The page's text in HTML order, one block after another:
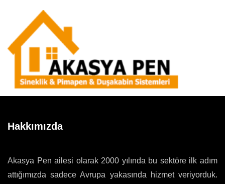
Hakkımızda
Akasya Pen ailesi olarak 2000 yılında bu sektöre ilk adım
attığımızda sadece Avrupa yakasında hizmet veriyorduk.